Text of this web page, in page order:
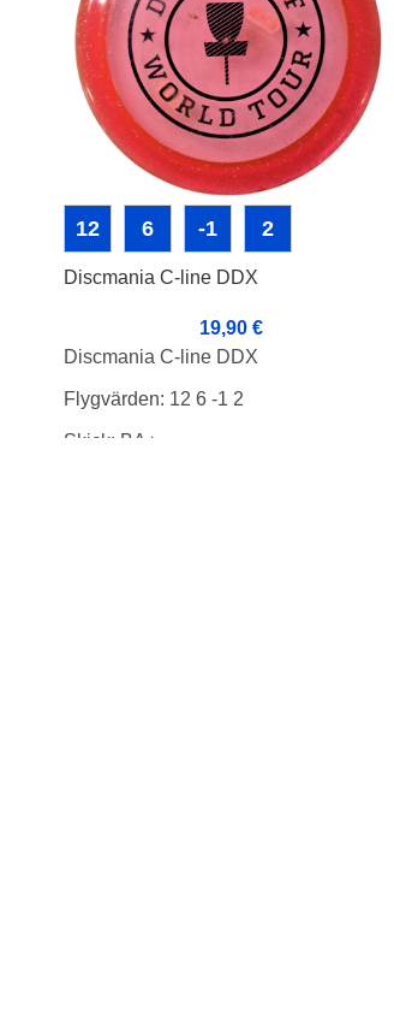
12 6 -1 2
Discmania C-line DDX
19,90 €
Discmania C-line DDX
Flygvärden: 12 6 -1 2
Skick: BA+